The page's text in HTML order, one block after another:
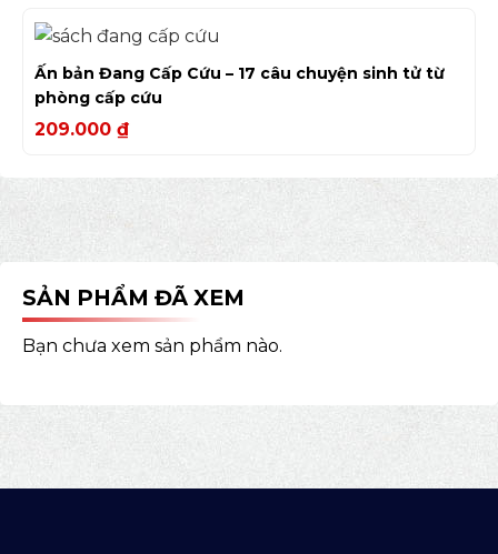
Ấn bản Đang Cấp Cứu – 17 câu chuyện sinh tử từ
phòng cấp cứu
209.000 ₫
SẢN PHẨM ĐÃ XEM
Bạn chưa xem sản phẩm nào.